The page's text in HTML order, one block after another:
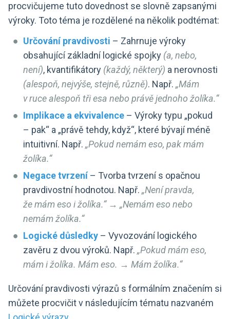
procvičujeme tuto dovednost se slovně zapsanými
výroky. Toto téma je rozdělené na několik podtémat:
Určování pravdivosti – Zahrnuje výroky
obsahující základní logické spojky (a, nebo,
není), kvantifikátory (každý, některý) a nerovnosti
(alespoň, nejvýše, stejně, různě). Např.„Mám
v ruce alespoň tři esa nebo právě jednoho žolíka.“
Implikace a ekvivalence – Výroky typu „pokud
– pak“ a „právě tehdy, když“, které bývají méně
intuitivní. Např.„Pokud nemám eso, pak mám
žolíka.“
Negace tvrzení– Tvorba tvrzení s opačnou
pravdivostní hodnotou. Např.„Není pravda,
že mám eso i žolíka.“ → „Nemám eso nebo
nemám žolíka.“
Logické důsledky – Vyvozování logického
zavěru z dvou výroků. Např.„Pokud mám eso,
mám i žolíka. Mám eso. → Mám žolíka.“
Určování pravdivosti výrazů s formálním značením si
můžete procvičit v následujícím tématu nazvaném